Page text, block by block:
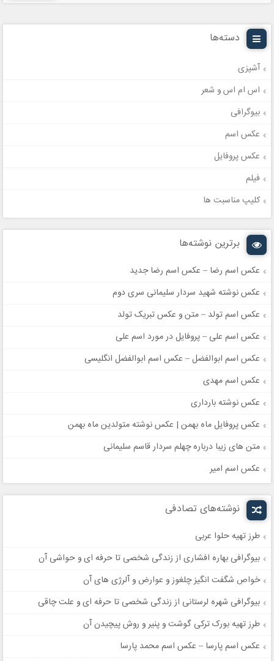
دسته‌ها
آشپزی
اس ام اس و شعر
بیوگرافی
عکس اسم
عکس پروفایل
فیلم
کلیپ مناسبت ها
برترین نوشته‌ها
عکس اسم رضا – عکس اسم رضا جدید
عکس نوشته شهید سردار سلیمانی سری دوم
عکس اسم تولد – متن و عکس تبریک تولد
عکس اسم علی – پروفایل در مورد اسم علی
عکس اسم ابوالفضل – عکس اسم ابوالفضل انگلیسی
عکس اسم مهدی
عکس نوشته بارداری
عکس پروفایل ماه بهمن | عکس نوشته متولدین ماه بهمن
متن های زیبا درباره چهلم سردار قاسم سلیمانی
عکس اسم امیر
نوشته‌های تصادفی
طرز تهیه حلوا عربی
بیوگرافی بهاره افشاری از زندگی شخصی تا حرفه ای و حواشی آن
خواص شگفت انگیز چلغوز و عوارض و آلرژی های آن
بیوگرافی شهره لرستانی از زندگی شخصی تا حرفه ای و علت چاقی
طرز تهیه بورک ترکی گوشت و پنیر و روش پیچیدن آن
عکس اسم پارسا – عکس اسم محمد پارسا